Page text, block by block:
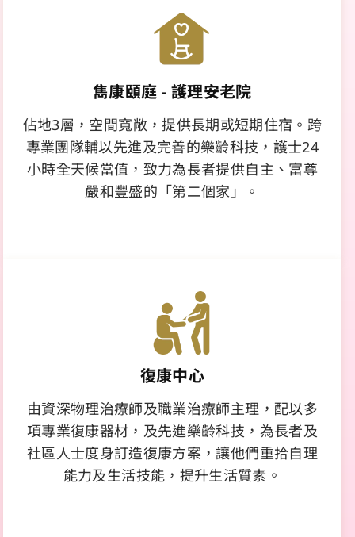
雋康頤庭 - 護理安老院
佔地3層，空間寬敞，提供長期或短期住宿。跨
專業團隊輔以先進及完善的樂齡科技，護士24
小時全天候當值，致力為長者提供自主、富尊
嚴和豐盛的「第二個家」。
復康中心
由資深物理治療師及職業治療師主理，配以多
項專業復康器材，及先進樂齡科技，為長者及
社區人士度身訂造復康方案，讓他們重拾自理
能力及生活技能，提升生活質素。